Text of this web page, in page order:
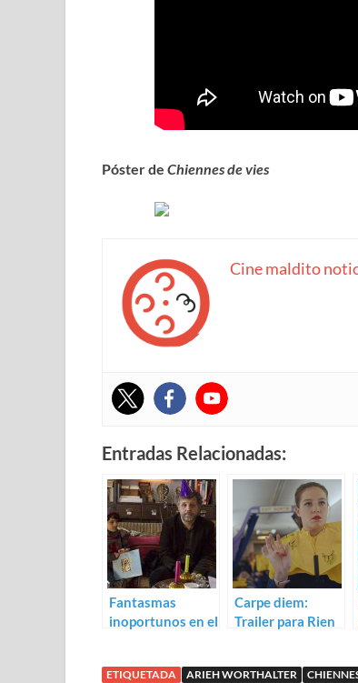
Póster de Chiennes de vies
Cine maldito
Entradas Relacionadas:
Fantasmas
inoportunos en el
Carpe diem:
Trailer para Rien
ETIQUETADA ARIEH WORTHALTER